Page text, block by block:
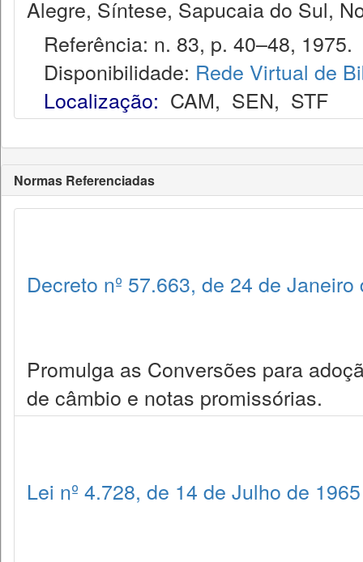
Alegre, Síntese, Sapucaia do Sul,
Referência: n. 83, p. 40–48, 1975.
Disponibilidade: Rede Virtual de
Localização: CAM, SEN, STF
Normas Referenciadas
Decreto nº 57.663, de 24 de Janeiro
Promulga as Conversões para
de câmbio e notas promissórias.
Lei nº 4.728, de 14 de Julho de 1965